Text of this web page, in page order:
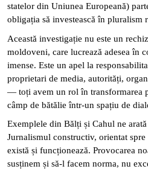
statelor din Uniunea Europeană)
obligația să investească în pluralism
Această investigație nu este un
moldoveni, care lucrează adesea în
imense. Este un apel la
proprietari de media, autorități,
— toți avem un rol în transformarea
câmp de bătălie într-un spațiu de
Exemplele din Bălți și Cahul ne
Jurnalismul constructiv, orientat
există și funcționează. Provocarea
susținem și să-l facem norma, nu